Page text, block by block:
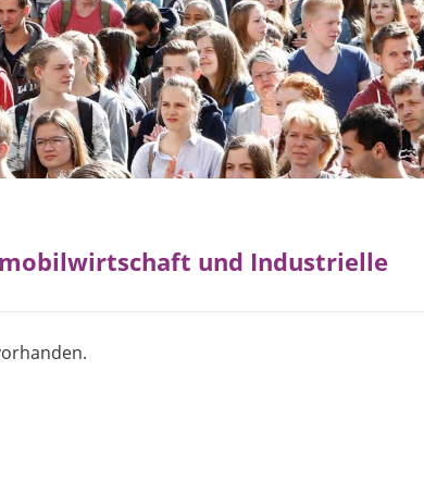
und Industrielle